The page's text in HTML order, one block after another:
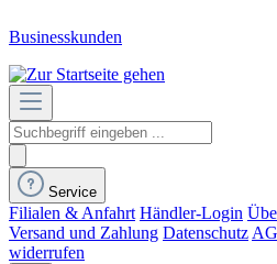
Businesskunden
Service
Filialen & Anfahrt Händler-Login
Versand und Zahlung Datenschutz
widerrufen